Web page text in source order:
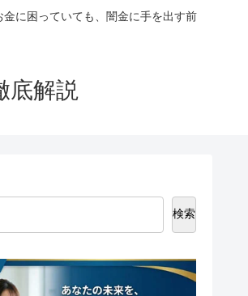
に困っていても、闇金に手を出す前
底解説
検索